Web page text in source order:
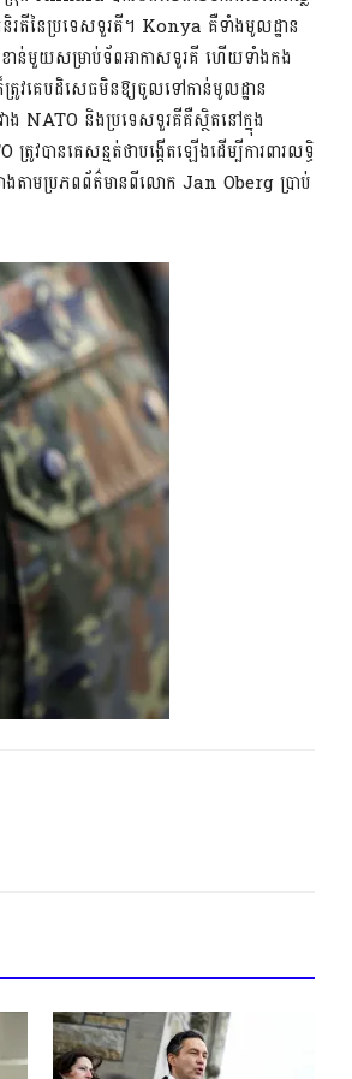
នៃប្រទេសទួរគី។ Konya គឺទាំងមូលដ្ឋាន
ាន់មួយសម្រាប់ទ័ពអាកាសទួរគី ហើយទាំងកង
រូវគេបដិសេធមិនឱ្យចូលទៅកាន់មូលដ្ឋាន
NATO និងប្រទេសទួរគីគឺស្ថិតនៅក្នុង
វបានគេសន្មត់ថាបង្កើតឡើងដើម្បីការពារលទ្ធិ
តាមប្រភពព័ត៌មានពីលោក Jan Oberg ប្រាប់